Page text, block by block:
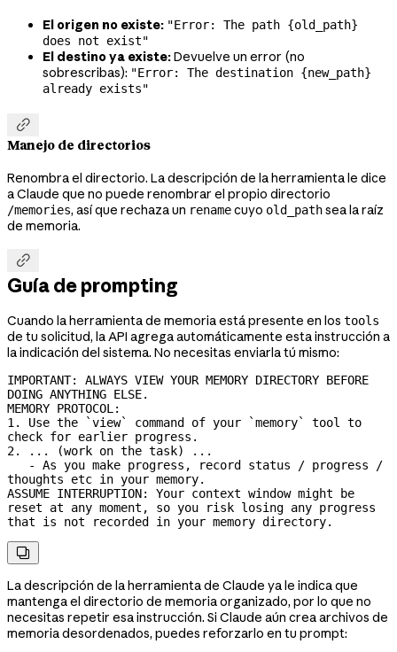
El origen no existe: "Error: The path {old_path}
does not exist"
El destino ya existe:Devuelve un error (no
sobrescribas): "Error: The destination {new_path}
already exists"

Manejo de directorios
Renombra el directorio. La descripción de la herramienta le dice
a Claude que no puede renombrar el propio directorio
/memories, así que rechaza un renamecuyo old_pathsea la raíz
de memoria.

Guía de prompting
Cuando la herramienta de memoria está presente en los tools
de tu solicitud, la API agrega automáticamente esta instrucción a
la indicación del sistema. No necesitas enviarla tú mismo:
IMPORTANT: ALWAYS VIEW YOUR MEMORY DIRECTORY BEFORE
DOING ANYTHING ELSE.
MEMORY PROTOCOL:
1. Use the `view` command of your `memory` tool to
check for earlier progress.
2. ... (work on the task) ...
thoughts etc in your memory.
ASSUME INTERRUPTION: Your context window might be
reset at any moment, so you risk losing any progress
that is not recorded in your memory directory.

La descripción de la herramienta de Claude ya le indica que
mantenga el directorio de memoria organizado, por lo que no
necesitas repetir esa instrucción. Si Claude aún crea archivos de
memoria desordenados, puedes reforzarlo en tu prompt: